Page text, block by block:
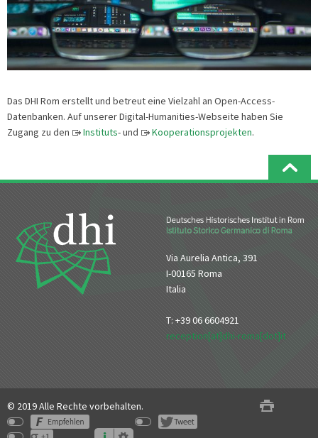
Das DHI Rom erstellt und betreut eine Vielzahl an Open-Access-
Datenbanken. Auf unserer Digital-Humanities-Webseite haben Sie
Zugang zu den
Instituts- und Kooperationsprojekten.
Via Aurelia Antica, 391
I-00165 Roma
Italia
T: +39 06 6604921
reception[at]dhi-roma[dot]it
© 2019 Alle Rechte vorbehalten.